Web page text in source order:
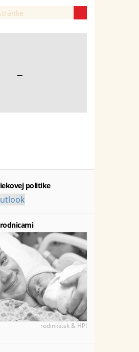
—
politike
rodinka.sk & HPI